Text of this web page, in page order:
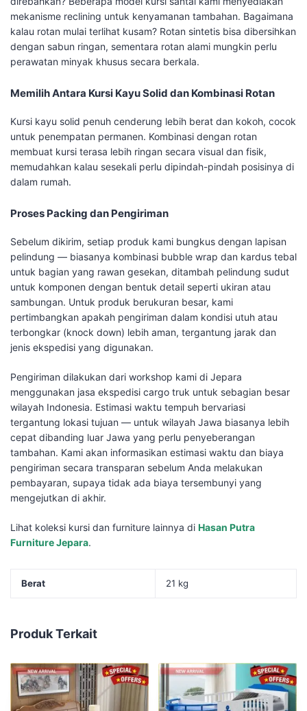
mekanisme reclining untuk kenyamanan tambahan. Bagaimana
kalau rotan mulai terlihat kusam? Rotan sintetis bisa dibersihkan
dengan sabun ringan, sementara rotan alami mungkin perlu
perawatan minyak khusus secara berkala.
Memilih Antara Kursi Kayu Solid dan Kombinasi Rotan
Kursi kayu solid penuh cenderung lebih berat dan kokoh, cocok
untuk penempatan permanen. Kombinasi dengan rotan
membuat kursi terasa lebih ringan secara visual dan fisik,
memudahkan kalau sesekali perlu dipindah-pindah posisinya di
dalam rumah.
Proses Packing dan Pengiriman
Sebelum dikirim, setiap produk kami bungkus dengan lapisan
pelindung — biasanya kombinasi bubble wrap dan kardus tebal
untuk bagian yang rawan gesekan, ditambah pelindung sudut
untuk komponen dengan bentuk detail seperti ukiran atau
sambungan. Untuk produk berukuran besar, kami
pertimbangkan apakah pengiriman dalam kondisi utuh atau
terbongkar (knock down) lebih aman, tergantung jarak dan
jenis ekspedisi yang digunakan.
Pengiriman dilakukan dari workshop kami di Jepara
menggunakan jasa ekspedisi cargo truk untuk sebagian besar
wilayah Indonesia. Estimasi waktu tempuh bervariasi
tergantung lokasi tujuan — untuk wilayah Jawa biasanya lebih
cepat dibanding luar Jawa yang perlu penyeberangan
tambahan. Kami akan informasikan estimasi waktu dan biaya
pengiriman secara transparan sebelum Anda melakukan
pembayaran, supaya tidak ada biaya tersembunyi yang
mengejutkan di akhir.
Lihat koleksi kursi dan furniture lainnya di Hasan Putra
Furniture Jepara.
Berat 21 kg
Produk Terkait